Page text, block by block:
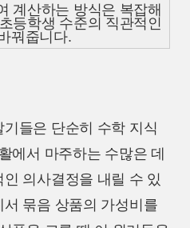
계산하는 방식은 복잡해
등학생 수준의 직관적인
꿔줍니다.
들은 단순히 수학 지식
에서 마주하는 수많은 데
의사결정을 내릴 수 있
묶음 상품의 가성비를